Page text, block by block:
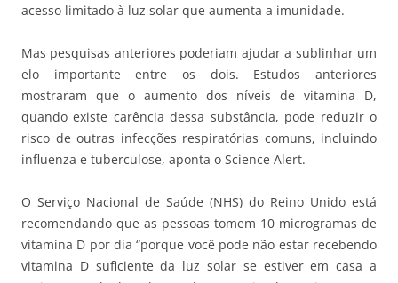
acesso limitado à luz solar que aumenta a imunidade.
Mas pesquisas anteriores poderiam ajudar a sublinhar um
elo importante entre os dois. Estudos anteriores
mostraram que o aumento dos níveis de vitamina D,
quando existe carência dessa substância, pode reduzir o
risco de outras infecções respiratórias comuns, incluindo
influenza e tuberculose, aponta o Science Alert.
O Serviço Nacional de Saúde (NHS) do Reino Unido está
recomendando que as pessoas tomem 10 microgramas de
vitamina D por dia “porque você pode não estar recebendo
vitamina D suficiente da luz solar se estiver em casa a